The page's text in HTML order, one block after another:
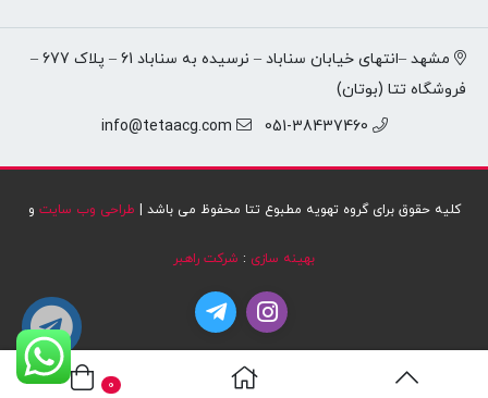
0
مشهد –انتهای خیابان سناباد – نرسیده به سناباد 61 – پلاک 677 –
فروشگاه تتا (بوتان)
051-38437460
info@tetaacg.com
کلیه حقوق برای گروه تهویه مطبوع تتا محفوظ می باشد | طراحی وب سایت و
بهینه سازی : شرکت راهبر